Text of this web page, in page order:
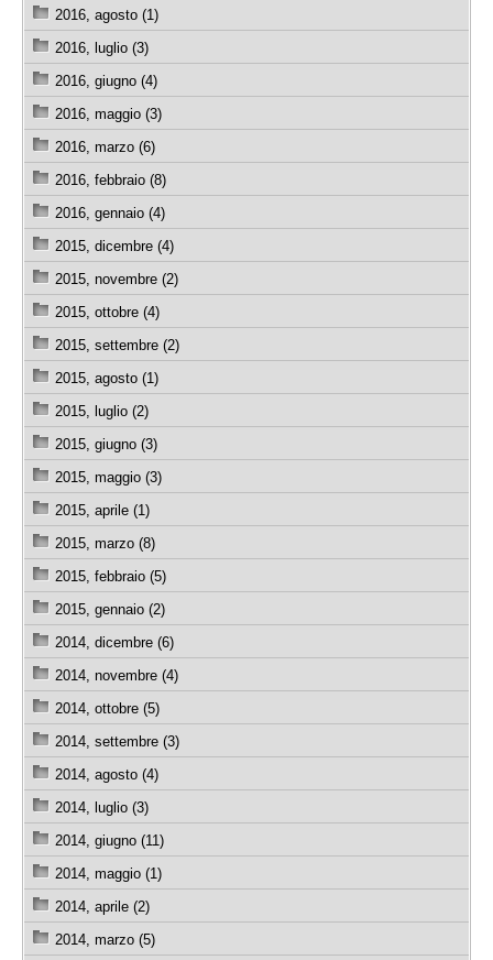
2016, agosto (1)
2016, luglio (3)
2016, giugno (4)
2016, maggio (3)
2016, marzo (6)
2016, febbraio (8)
2016, gennaio (4)
2015, dicembre (4)
2015, novembre (2)
2015, ottobre (4)
2015, settembre (2)
2015, agosto (1)
2015, luglio (2)
2015, giugno (3)
2015, maggio (3)
2015, aprile (1)
2015, marzo (8)
2015, febbraio (5)
2015, gennaio (2)
2014, dicembre (6)
2014, novembre (4)
2014, ottobre (5)
2014, settembre (3)
2014, agosto (4)
2014, luglio (3)
2014, giugno (11)
2014, maggio (1)
2014, aprile (2)
2014, marzo (5)